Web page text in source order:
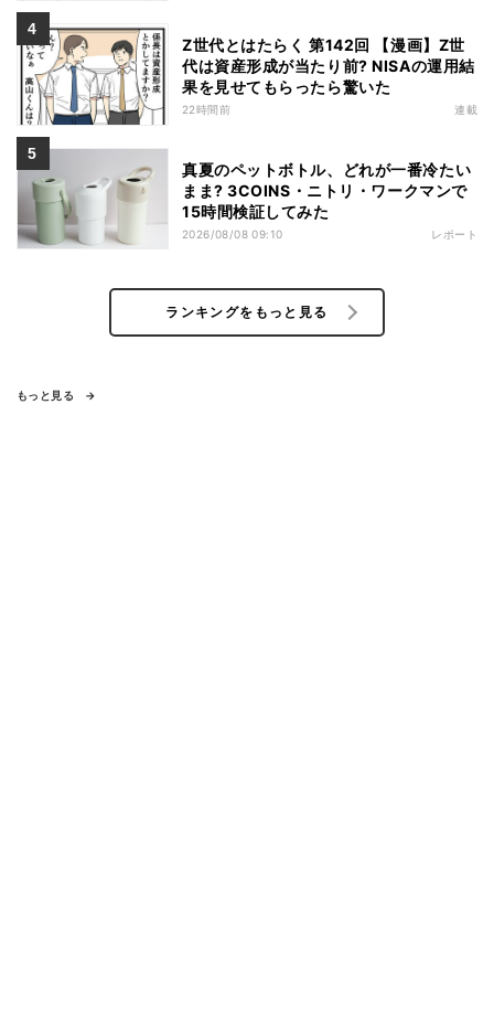
Z世代とはたらく 第142回 【漫画】Z世
代は資産形成が当たり前? NISAの運用結
果を見せてもらったら驚いた
22時間前 連載
真夏のペットボトル、どれが一番冷たい
まま? 3COINS・ニトリ・ワークマンで
15時間検証してみた
2026/08/08 09:10 レポート
ランキングをもっと見る
もっと見る